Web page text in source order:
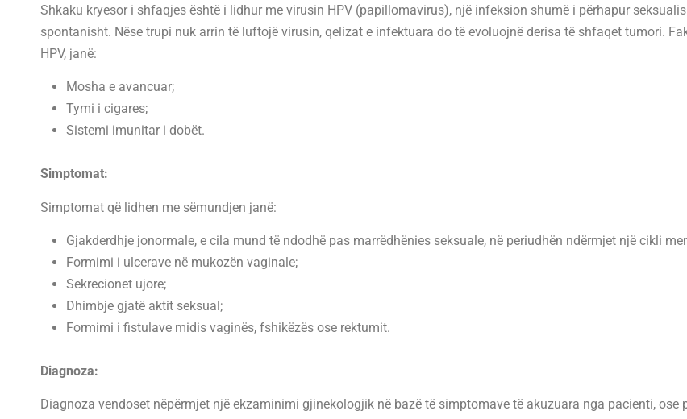
Shkaku kryesor i shfaqjes është i lidhur me virusin HPV (papillomavirus), një infeksion shumë i përhapur
spontanisht. Nëse trupi nuk arrin të luftojë virusin, qelizat e infektuara do të evoluojnë derisa të shfaqet tumori.
HPV, janë:
Mosha e avancuar;
Tymi i cigares;
Sistemi imunitar i dobët.
Simptomat:
Simptomat që lidhen me sëmundjen janë:
Gjakderdhje jonormale, e cila mund të ndodhë pas marrëdhënies seksuale, në periudhën ndërmjet një cikli
Formimi i ulcerave në mukozën vaginale;
Sekrecionet ujore;
Dhimbje gjatë aktit seksual;
Formimi i fistulave midis vaginës, fshikëzës ose rektumit.
Diagnoza:
Diagnoza vendoset nëpërmjet një ekzaminimi gjinekologjik në bazë të simptomave të akuzuara nga pacienti,